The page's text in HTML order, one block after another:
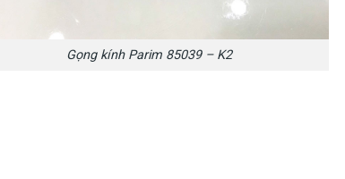
Gọng kính Parim 85039 – K2